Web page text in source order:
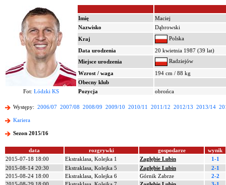
Imię
Maciej
Nazwisko
Dąbrowski
Kraj
Polska
Data urodzenia
20 kwietnia 1987 (39 lat)
Miejsce urodzenia
Radziejów
Wzrost / waga
194 cm / 88 kg
Obecny klub
Fot: Łódzki KS Pozycja obrońca
Występy: 2006/07 2007/08 2008/09 2009/10 2010/11 2011/12 2012/13 2013/14
Kariera
Sezon 2015/16
data rozgrywki gospodarze
wynik
2015-07-18 18:00
Ekstraklasa, Kolejka 1 Zagłębie Lubin
1-1
2015-08-14 20:30
Ekstraklasa, Kolejka 5 Zagłębie Lubin
2-1
2015-08-24 18:00
Ekstraklasa, Kolejka 6 Górnik Zabrze
2-2